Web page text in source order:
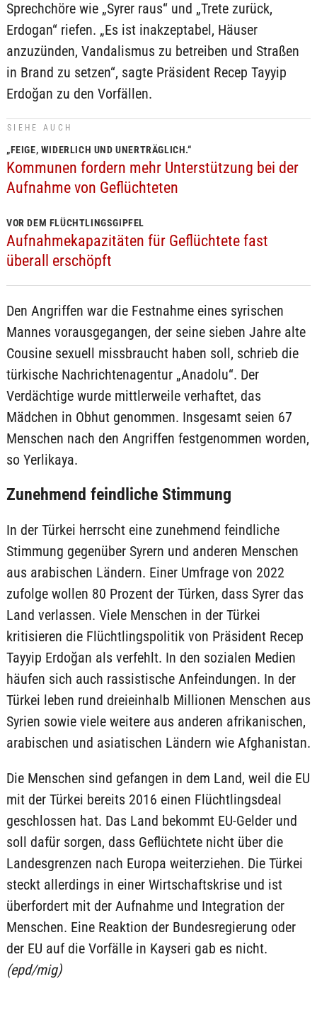
Sprechchöre wie „Syrer raus“ und „Trete zurück,
Erdogan“ riefen. „Es ist inakzeptabel, Häuser
anzuzünden, Vandalismus zu betreiben und Straßen
in Brand zu setzen“, sagte Präsident Recep Tayyip
Erdoğan zu den Vorfällen.
SIEHE AUCH
„FEIGE, WIDERLICH UND UNERTRÄGLICH.“
Kommunen fordern mehr Unterstützung bei der
Aufnahme von Geflüchteten
VOR DEM FLÜCHTLINGSGIPFEL
Aufnahmekapazitäten für Geflüchtete fast
überall erschöpft
Den Angriffen war die Festnahme eines syrischen
Mannes vorausgegangen, der seine sieben Jahre alte
Cousine sexuell missbraucht haben soll, schrieb die
türkische Nachrichtenagentur „Anadolu“. Der
Verdächtige wurde mittlerweile verhaftet, das
Mädchen in Obhut genommen. Insgesamt seien 67
Menschen nach den Angriffen festgenommen worden,
so Yerlikaya.
Zunehmend feindliche Stimmung
In der Türkei herrscht eine zunehmend feindliche
Stimmung gegenüber Syrern und anderen Menschen
aus arabischen Ländern. Einer Umfrage von 2022
zufolge wollen 80 Prozent der Türken, dass Syrer das
Land verlassen. Viele Menschen in der Türkei
kritisieren die Flüchtlingspolitik von Präsident Recep
Tayyip Erdoğan als verfehlt. In den sozialen Medien
häufen sich auch rassistische Anfeindungen. In der
Türkei leben rund dreieinhalb Millionen Menschen aus
Syrien sowie viele weitere aus anderen afrikanischen,
arabischen und asiatischen Ländern wie Afghanistan.
Die Menschen sind gefangen in dem Land, weil die EU
mit der Türkei bereits 2016 einen Flüchtlingsdeal
geschlossen hat. Das Land bekommt EU-Gelder und
soll dafür sorgen, dass Geflüchtete nicht über die
Landesgrenzen nach Europa weiterziehen. Die Türkei
steckt allerdings in einer Wirtschaftskrise und ist
überfordert mit der Aufnahme und Integration der
Menschen. Eine Reaktion der Bundesregierung oder
der EU auf die Vorfälle in Kayseri gab es nicht.
(epd/mig)